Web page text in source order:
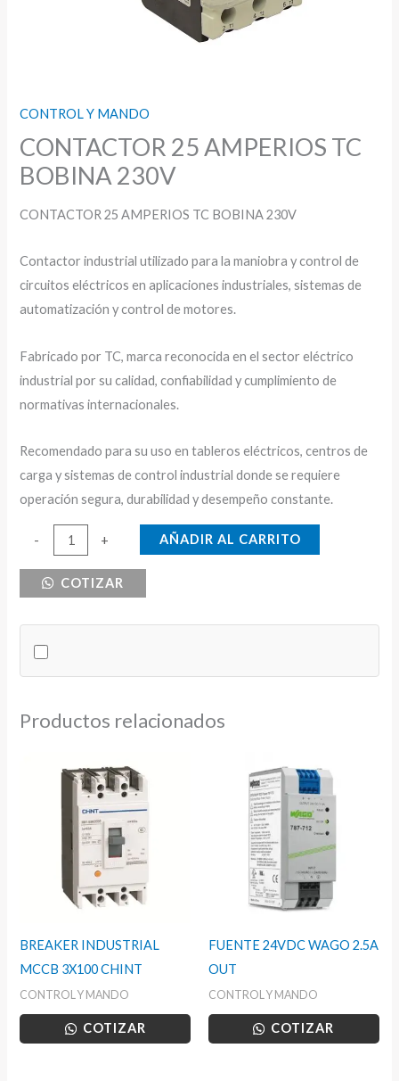
CONTROL Y MANDO
CONTACTOR 25 AMPERIOS TC
BOBINA 230V
CONTACTOR 25 AMPERIOS TC BOBINA 230V
Contactor industrial utilizado para la maniobra y control de
circuitos eléctricos en aplicaciones industriales, sistemas de
automatización y control de motores.
Fabricado por TC, marca reconocida en el sector eléctrico
industrial por su calidad, confiabilidad y cumplimiento de
normativas internacionales.
Recomendado para su uso en tableros eléctricos, centros de
carga y sistemas de control industrial donde se requiere
operación segura, durabilidad y desempeño constante.
-
CONTACTOR
AMPERIOS
230V
cantidad
+ AÑADIR AL CARRITO
COTIZAR
Productos relacionados
BREAKER INDUSTRIAL
MCCB 3X100 CHINT
CONTROL Y MANDO
COTIZAR
FUENTE 24VDC WAGO 2.5A
OUT
CONTROL Y MANDO
COTIZAR